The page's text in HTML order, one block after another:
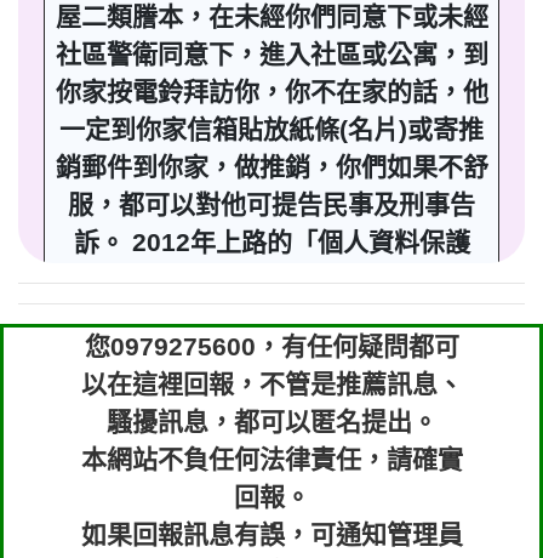
屋二類謄本，在未經你們同意下或未經
社區警衛同意下，進入社區或公寓，到
你家按電鈴拜訪你，你不在家的話，他
一定到你家信箱貼放紙條(名片)或寄推
銷郵件到你家，做推銷，你們如果不舒
服，都可以對他可提告民事及刑事告
訴。 2012年上路的「個人資料保護
法」，第20條第2項規定「非公務機關
依前項規定利用個人資料行銷者，當事
人表示拒絕接受行銷時，應即停止利用
其個人資料行銷」，第11條也明訂「違
反本法規定蒐集、處理或利用個人資料
者，應主動或依當事人之請求，刪除、
停止蒐集、處理或利用該個人資料」。
只要接到未經書面同意的單位打來的推
您0979275600，有任何疑問都可
以在這裡回報，不管是推薦訊息、
騷擾訊息，都可以匿名提出。
本網站不負任何法律責任，請確實
回報。
如果回報訊息有誤，可通知管理員